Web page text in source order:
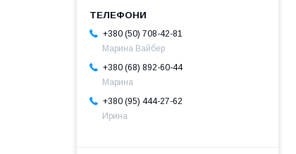
+380 (50) 708-42-81
Марина Вайбер
+380 (68) 892-60-44
Марина
+380 (95) 444-27-62
Ирина